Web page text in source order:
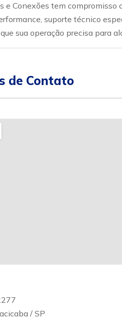
e Conexões tem
suporte técnico
sua operação precisa para
de Contato
/ SP